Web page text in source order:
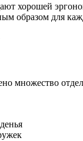
хорошей
образом для
множество